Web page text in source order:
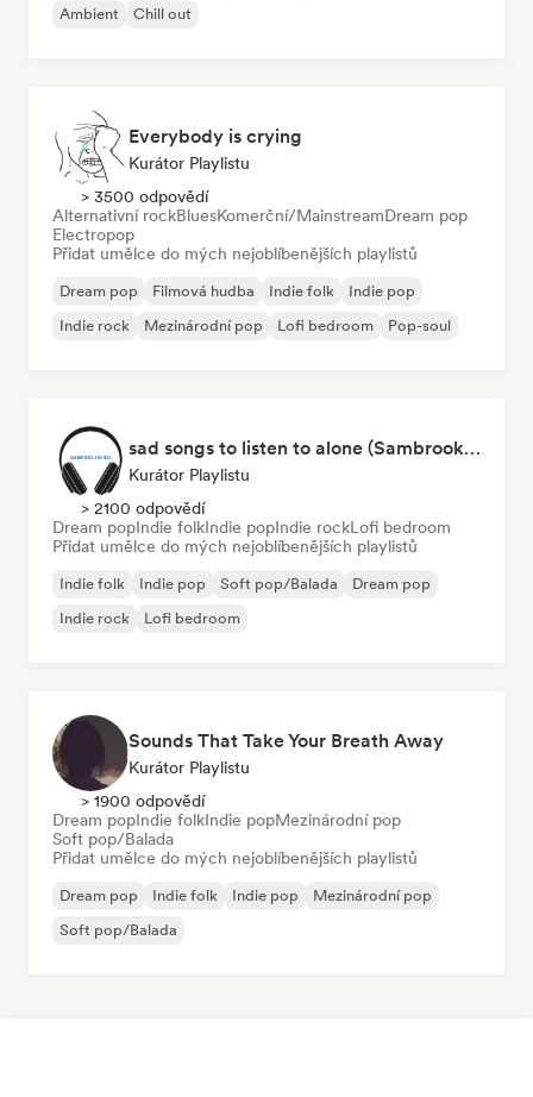
Ambient
Chill out
Everybody is crying
Kurátor Playlistu
> 3500 odpovědí
Alternativní rockBluesKomerční/MainstreamDream pop
Electropop
Přidat umělce do mých nejoblíbenějších playlistů
Dream pop Filmová hudba Indie folk
Indie pop
Indie rock
Mezinárodní pop Lofi bedroom Pop-soul
sad songs to listen to alone (Sambrook Sounds)
Kurátor Playlistu
> 2100 odpovědí
Dream popIndie folkIndie popIndie rockLofi bedroom
Přidat umělce do mých nejoblíbenějších playlistů
Indie folk Indie pop Soft pop/Balada
Dream pop
Indie rock
Lofi bedroom
Sounds That Take Your Breath Away
Kurátor Playlistu
> 1900 odpovědí
Dream popIndie folkIndie popMezinárodní pop
Soft pop/Balada
Přidat umělce do mých nejoblíbenějších playlistů
Dream pop Indie folk Indie pop
Mezinárodní pop
Soft pop/Balada